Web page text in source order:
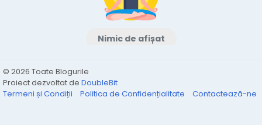
Nimic de afișat
© 2026 Toate Blogurile
Proiect dezvoltat de DoubleBit
Termeni și Condiții
Politica de Confidențialitate Contactează-ne